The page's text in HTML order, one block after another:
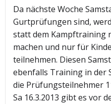
Da nächste Woche
Gurtprüfungen sind,
statt dem
machen und nur für
teilnehmen. Diesen
ebenfalls Training in der
die Prüfungsteilnehmer
Sa 16.3.2013 gibt es vor